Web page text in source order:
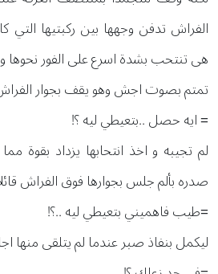
الفراش تدفن وجهها بين ركبتيها
هى تنتحب بشدة اسرع على الفور نحوها
تمتم بصوت اجش وهو يقف بجوار
= ايه حصل ..بتعيطي ليه ؟!
لم تجيبه و اخذ انتحابها يزداد
صدره بألم جلس بجوارها فوق الفراش
=طيب فاهميني بتعيطي ليه ..؟!
ليكمل بنفاذ صبر عندما لم يتلقى منها